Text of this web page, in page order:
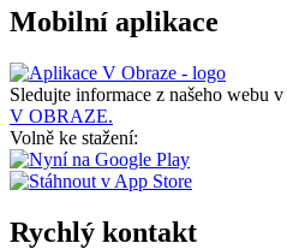
Mobilní aplikace
Sledujte informace z našeho webu v
V OBRAZE.
Volně ke stažení:
Rychlý kontakt